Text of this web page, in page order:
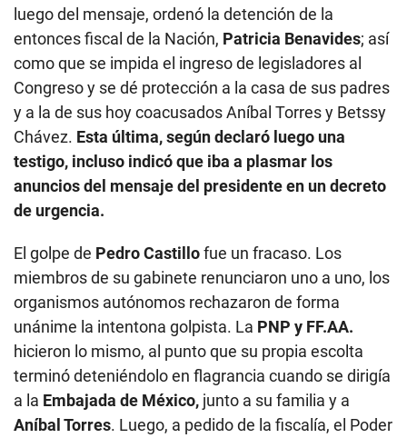
luego del mensaje, ordenó la detención de la
entonces fiscal de la Nación, Patricia Benavides; así
como que se impida el ingreso de legisladores al
Congreso y se dé protección a la casa de sus padres
y a la de sus hoy coacusados Aníbal Torres y Betssy
Chávez. Esta última, según declaró luego una
testigo, incluso indicó que iba a plasmar los
anuncios del mensaje del presidente en un decreto
de urgencia.
El golpe de Pedro Castillofue un fracaso. Los
miembros de su gabinete renunciaron uno a uno, los
organismos autónomos rechazaron de forma
unánime la intentona golpista. La PNP y FF.AA.
hicieron lo mismo, al punto que su propia escolta
terminó deteniéndolo en flagrancia cuando se dirigía
a la Embajada de México, junto a su familia y a
Aníbal Torres. Luego, a pedido de la fiscalía, el Poder